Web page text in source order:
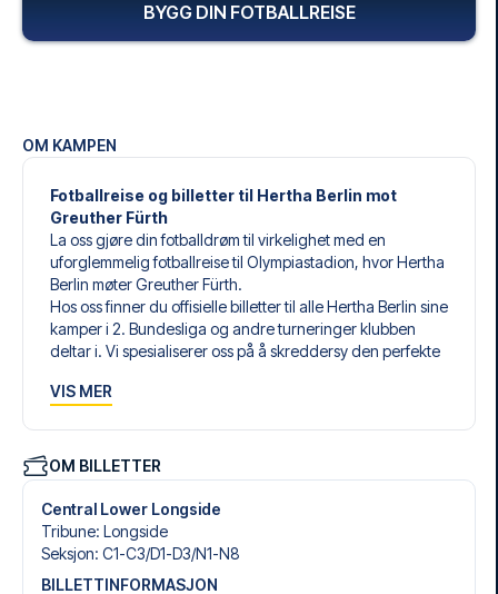
OM KAMPEN
Fotballreise og billetter til Hertha Berlin mot
Greuther Fürth
La oss gjøre din fotballdrøm til virkelighet med en
uforglemmelig fotballreise til Olympiastadion, hvor Hertha
Berlin møter Greuther Fürth.
Hos oss finner du offisielle billetter til alle Hertha Berlin sine
kamper i 2. Bundesliga og andre turneringer klubben
deltar i. Vi spesialiserer oss på å skreddersy den perfekte
behov.
sammen din egen fotballpakke, tilpasset dine preferanser.
Velg blant et bredt utvalg av fotballbilletter, nøye utvalgte
hoteller for enhver smak og budsjett, samt fleksible fly som
passer deg best.
Når du velger billettype, kan du se hvilken seksjon du skal
VIS MER
OM BILLETTER
Central Lower Longside
Tribune: Longside
Seksjon: C1-C3/​D1-D3/​N1-N8
BILLETTINFORMASJON
BYGG DIN FOTBALLREISE